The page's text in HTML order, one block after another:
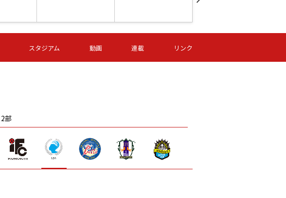
第16節 09/06 (日) 15:00
-
第16節 09/06 (日) 15:00
- -
スタジアム 動画 連載 リンク
部